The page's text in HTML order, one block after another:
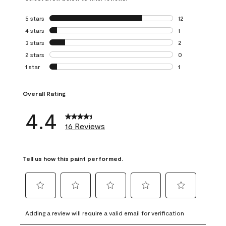
5 stars stars
12
12 reviews with
4 stars stars
1
1 review with 4
3 stars stars
2
2 reviews with 3
2 stars stars
0
0 reviews with 2
1 star stars
1
Overall Rating
4.4 16 Reviews
Tell us how this paint performed.
to
rate
to
rate
to
rate
to
rate
to
rate
Adding a review will require a valid email for verification